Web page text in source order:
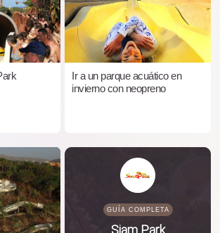
Ir a un parque acuático en
invierno con neopreno
GUÍA COMPLETA
Siam Park